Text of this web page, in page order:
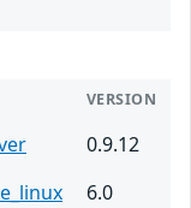
VERSION
0.9.12
6.0